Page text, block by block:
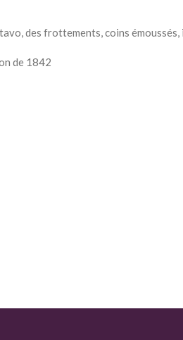
des frottements, coins
de 1842